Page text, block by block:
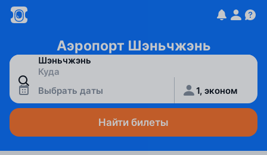
Аэропорт Шэньчжэнь
Выбрать даты 1, эконом
Найти билеты